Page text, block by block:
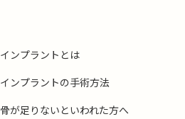
インプラントとは
インプラントの手術方法
骨が足りないといわれた方へ